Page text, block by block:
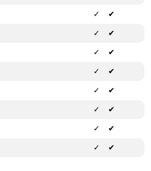
✔
✔
✔
✔
✔
✔
✔
✔